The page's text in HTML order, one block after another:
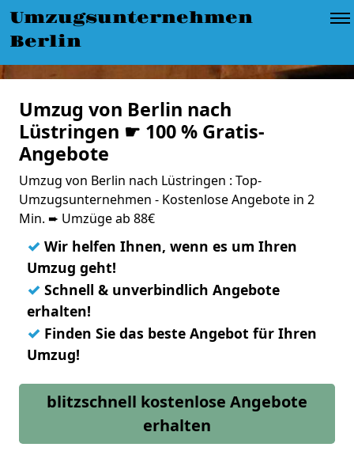
Umzugsunternehmen
Berlin
Umzug von Berlin nach
Lüstringen ☛ 100 % Gratis-
Angebote
Umzug von Berlin nach Lüstringen : Top-
Umzugsunternehmen - Kostenlose Angebote in 2
Min. ➨ Umzüge ab 88€
✓ Wir helfen Ihnen, wenn es um Ihren
Umzug geht!
✓ Schnell & unverbindlich Angebote
erhalten!
✓ Finden Sie das beste Angebot für Ihren
Umzug!
blitzschnell kostenlose Angebote
erhalten